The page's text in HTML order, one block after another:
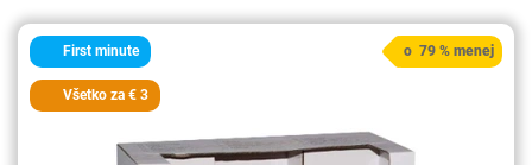
First minute
Všetko za € 3
o 79 % menej